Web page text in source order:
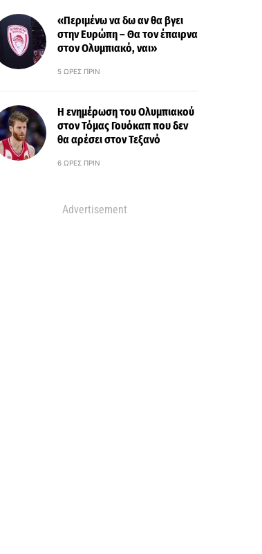
«Περιμένω να δω αν θα βγει
στην Ευρώπη – Θα τον έπαιρνα
στον Ολυμπιακό, ναι»
5 ΏΡΕΣ ΠΡΙΝ
Η ενημέρωση του Ολυμπιακού
στον Τόμας Γουόκαπ που δεν
θα αρέσει στον Τεξανό
6 ΏΡΕΣ ΠΡΙΝ
Advertisement